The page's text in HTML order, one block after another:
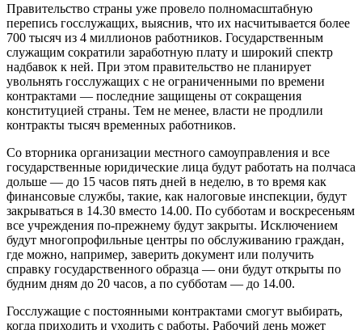
Правительство страны уже провело полномасштабную
перепись госслужащих, выяснив, что их насчитывается более
700 тысяч из 4 миллионов работников. Государственным
служащим сократили заработную плату и широкий спектр
надбавок к ней. При этом правительство не планирует
увольнять госслужащих с не ограниченными по времени
контрактами — последние защищены от сокращения
конституцией страны. Тем не менее, власти не продлили
контракты тысяч временных работников.
Со вторника организации местного самоуправления и все
государственные юридические лица будут работать на полчаса
дольше — до 15 часов пять дней в неделю, в то время как
финансовые службы, такие, как налоговые инспекции, будут
закрываться в 14.30 вместо 14.00. По субботам и воскресеньям
все учреждения по-прежнему будут закрыты. Исключением
будут многопрофильные центры по обслуживанию граждан,
где можно, например, заверить документ или получить
справку государственного образца — они будут открыты по
будним дням до 20 часов, а по субботам — до 14.00.
Госслужащие с постоянными контрактами смогут выбирать,
когда приходить и уходить с работы. Рабочий день может